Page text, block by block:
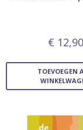
€ 12,90
TOEVOEGEN